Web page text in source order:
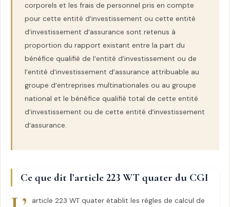
corporels et les frais de personnel pris en compte
pour cette entité d’investissement ou cette entité
d’investissement d’assurance sont retenus à
proportion du rapport existant entre la part du
bénéfice qualifié de l’entité d’investissement ou de
l’entité d’investissement d’assurance attribuable au
groupe d’entreprises multinationales ou au groupe
national et le bénéfice qualifié total de cette entité
d’investissement ou de cette entité d’investissement
d’assurance.
Ce que dit l’article 223 WT quater du CGI
article 223 WT quater établit les règles de calcul de